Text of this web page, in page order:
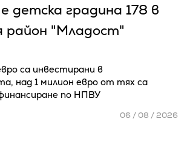
детска градина 178 в
район "Младост"
са инвестирани в
над 1 милион евро от тях са
по НПВУ
06 / 08 / 2026